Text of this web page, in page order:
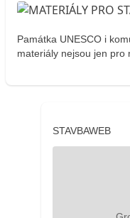
Památka UNESCO i
materiály nejsou jen pro
STAVBAWEB